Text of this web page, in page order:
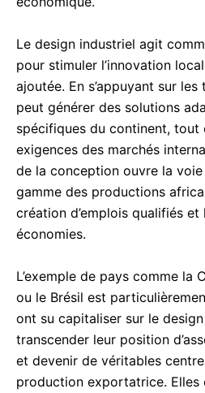
Le design industriel agit
pour stimuler l’innovation
ajoutée. En s’appuyant sur les
peut générer des solutions
spécifiques du continent, tout
exigences des marchés
de la conception ouvre la
gamme des productions
création d’emplois qualifiés
économies.
L’exemple de pays comme la
ou le Brésil est
ont su capitaliser sur le
transcender leur position
et devenir de véritables
production exportatrice. Elles